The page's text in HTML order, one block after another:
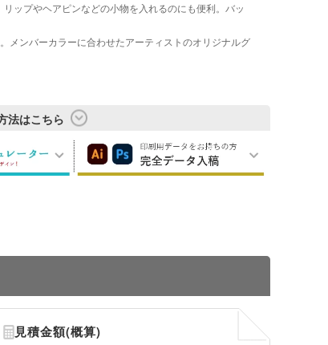
ップやヘアピンなどの小物を入れるのにも便利。バッ
メンバーカラーに合わせたアーティストのオリジナルグ
法はこちら
見積金額(概算)